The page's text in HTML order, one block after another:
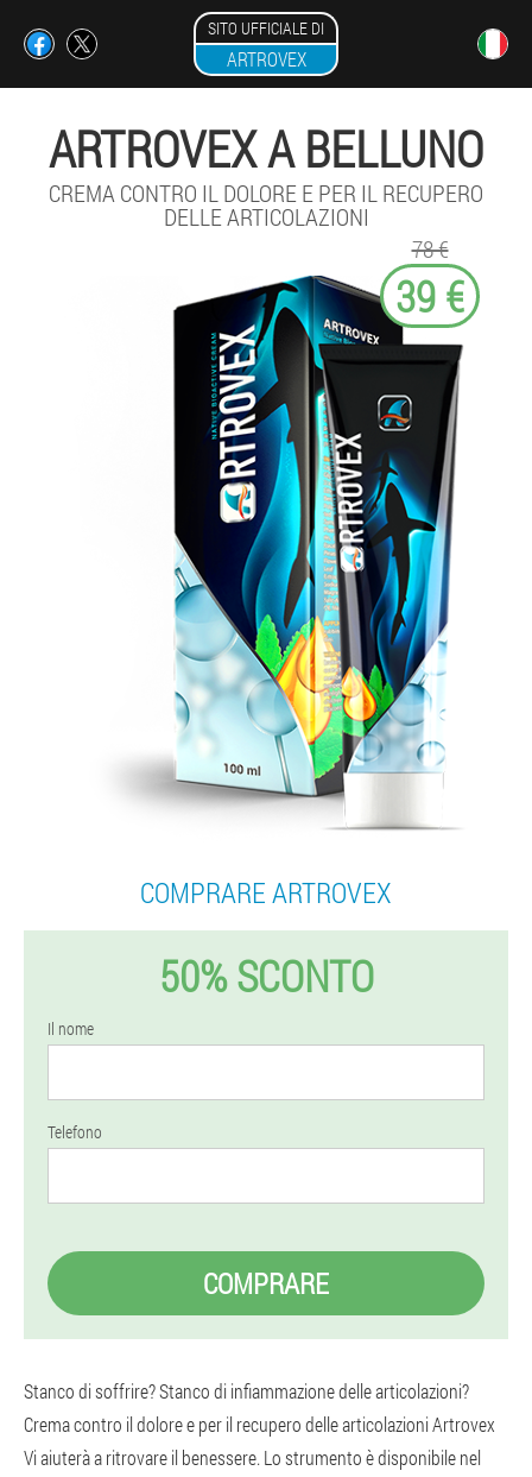
SITO UFFICIALE DI
ARTROVEX
ARTROVEX A BELLUNO
CREMA CONTRO IL DOLORE E PER IL RECUPERO
DELLE ARTICOLAZIONI
78 €
39 €
COMPRARE ARTROVEX
50% SCONTO
Il nome
Telefono
COMPRARE
Stanco di soffrire? Stanco di infiammazione delle articolazioni?
Crema contro il dolore e per il recupero delle articolazioni Artrovex
Vi aiuterà a ritrovare il benessere. Lo strumento è disponibile nel